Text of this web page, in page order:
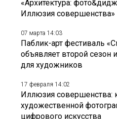
«Архитектура:
Иллюзия совершенства»
07 марта 14:03
Паблик-арт фестиваль
объявляет второй сезон
для художников
17 февраля 14:02
Иллюзия совершенства:
художественной
цифрового искусства